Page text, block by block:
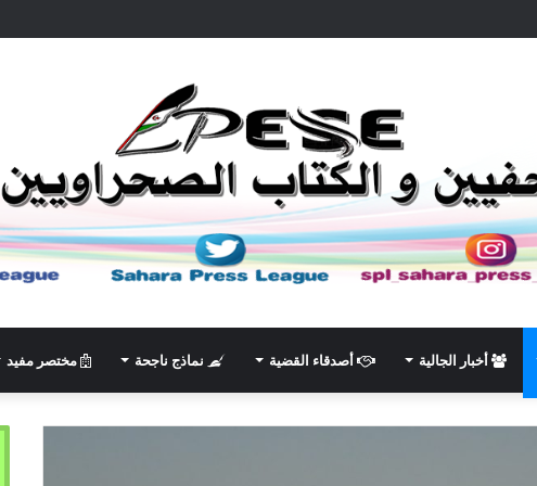
أخبار الجالية أصدقاء القضية نماذج ناجحة مختصر مفيد